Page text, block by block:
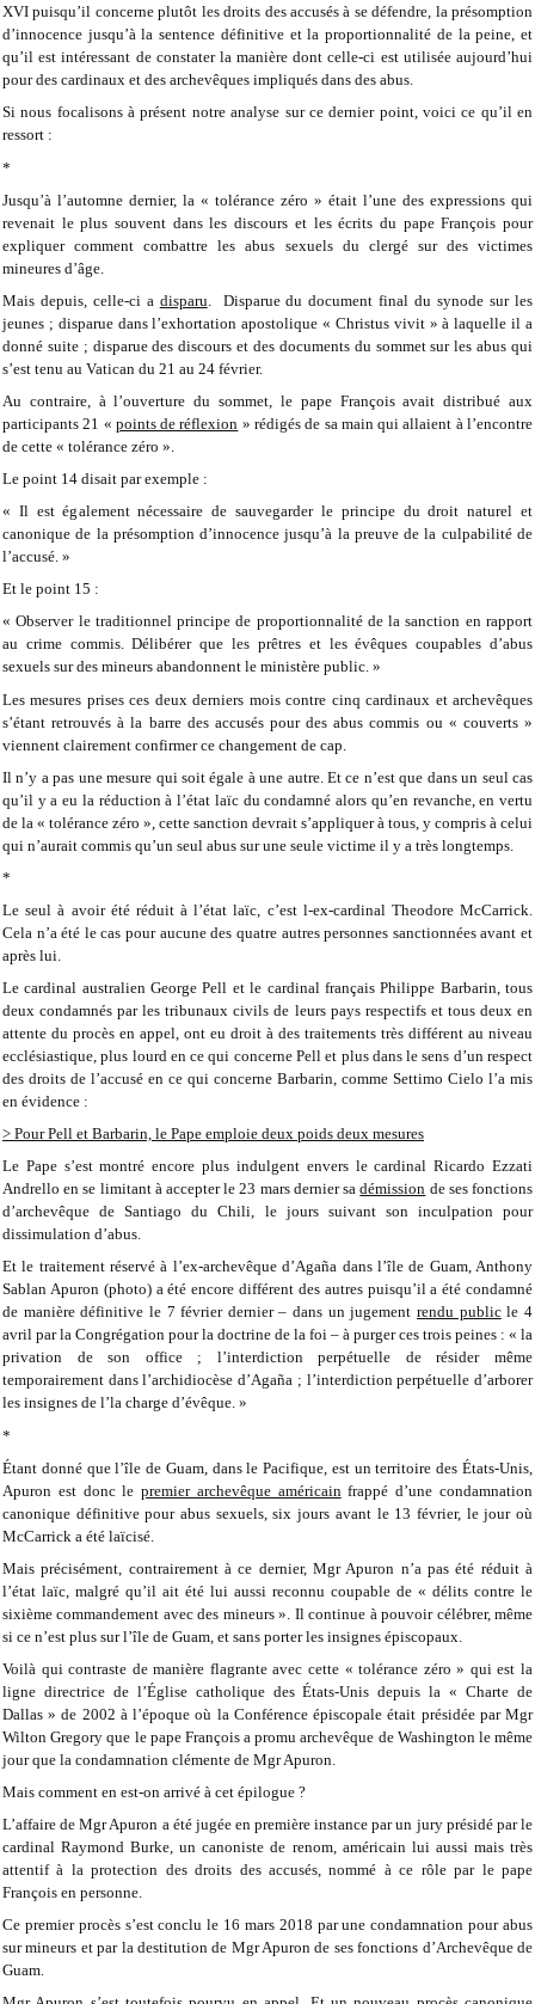
XVI puisqu’il concerne plutôt les droits des accusés à se défendre, la présomption
d’innocence jusqu’à la sentence définitive et la proportionnalité de la peine, et
qu’il est intéressant de constater la manière dont celle-ci est utilisée aujourd’hui
pour des cardinaux et des archevêques impliqués dans des abus.
Si nous focalisons à présent notre analyse sur ce dernier point, voici ce qu’il en
ressort :
*
Jusqu’à l’automne dernier, la « tolérance zéro » était l’une des expressions qui
revenait le plus souvent dans les discours et les écrits du pape François pour
expliquer comment combattre les abus sexuels du clergé sur des victimes
mineures d’âge.
Mais depuis, celle-ci a disparu . Disparue du document final du synode sur les
jeunes ; disparue dans l’exhortation apostolique « Christus vivit » à laquelle il a
donné suite ; disparue des discours et des documents du sommet sur les abus qui
s’est tenu au Vatican du 21 au 24 février.
Au contraire, à l’ouverture du sommet, le pape François avait distribué aux
participants 21 « points de réflexion » rédigés de sa main qui allaient à l’encontre
de cette « tolérance zéro ».
Le point 14 disait par exemple :
« Il est également nécessaire de sauvegarder le principe du droit naturel et
canonique de la présomption d’innocence jusqu’à la preuve de la culpabilité de
l’accusé. »
Et le point 15 :
« Observer le traditionnel principe de proportionnalité de la sanction en rapport
au crime commis. Délibérer que les prêtres et les évêques coupables d’abus
sexuels sur des mineurs abandonnent le ministère public. »
Les mesures prises ces deux derniers mois contre cinq cardinaux et archevêques
s’étant retrouvés à la barre des accusés pour des abus commis ou « couverts »
viennent clairement confirmer ce changement de cap.
Il n’y a pas une mesure qui soit égale à une autre. Et ce n’est que dans un seul cas
qu’il y a eu la réduction à l’état laïc du condamné alors qu’en revanche, en vertu
de la « tolérance zéro », cette sanction devrait s’appliquer à tous, y compris à celui
qui n’aurait commis qu’un seul abus sur une seule victime il y a très longtemps.
*
Le seul à avoir été réduit à l’état laïc, c’est l-ex-cardinal Theodore McCarrick.
Cela n’a été le cas pour aucune des quatre autres personnes sanctionnées avant et
après lui.
Le cardinal australien George Pell et le cardinal français Philippe Barbarin, tous
deux condamnés par les tribunaux civils de leurs pays respectifs et tous deux en
attente du procès en appel, ont eu droit à des traitements très différent au niveau
ecclésiastique, plus lourd en ce qui concerne Pell et plus dans le sens d’un respect
des droits de l’accusé en ce qui concerne Barbarin, comme Settimo Cielo l’a mis
en évidence :
> Pour Pell et Barbarin, le Pape emploie deux poids deux mesures
Le Pape s’est montré encore plus indulgent envers le cardinal Ricardo Ezzati
Andrello en se limitant à accepter le 23 mars dernier sadémission de ses fonctions
d’archevêque de Santiago du Chili, le jours suivant son inculpation pour
dissimulation d’abus.
Et le traitement réservé à l’ex-archevêque d’Agaña dans l’île de Guam, Anthony
Sablan Apuron (photo) a été encore différent des autres puisqu’il a été condamné
de manière définitive le 7 février dernier – dans un jugementrendu publicle 4
avril par la Congrégation pour la doctrine de la foi – à purger ces trois peines : « la
privation de son office ; l’interdiction perpétuelle de résider même
temporairement dans l’archidiocèse d’Agaña ; l’interdiction perpétuelle d’arborer
les insignes de l’la charge d’évêque. »
*
Étant donné que l’île de Guam, dans le Pacifique, est un territoire des États-Unis,
Apuron est donc lepremier archevêque américain frappé d’une condamnation
canonique définitive pour abus sexuels, six jours avant le 13 février, le jour où
McCarrick a été laïcisé.
Mais précisément, contrairement à ce dernier, Mgr Apuron n’a pas été réduit à
l’état laïc, malgré qu’il ait été lui aussi reconnu coupable de « délits contre le
sixième commandement avec des mineurs ». Il continue à pouvoir célébrer, même
si ce n’est plus sur l’île de Guam, et sans porter les insignes épiscopaux.
Voilà qui contraste de manière flagrante avec cette « tolérance zéro » qui est la
ligne directrice de l’Église catholique des États-Unis depuis la « Charte de
Dallas » de 2002 à l’époque où la Conférence épiscopale était présidée par Mgr
Wilton Gregory que le pape François a promu archevêque de Washington le même
jour que la condamnation clémente de Mgr Apuron.
Mais comment en est-on arrivé à cet épilogue ?
L’affaire de Mgr Apuron a été jugée en première instance par un jury présidé par le
cardinal Raymond Burke, un canoniste de renom, américain lui aussi mais très
attentif à la protection des droits des accusés, nommé à ce rôle par le pape
François en personne.
Ce premier procès s’est conclu le 16 mars 2018 par une condamnation pour abus
sur mineurs et par la destitution de Mgr Apuron de ses fonctions d’Archevêque de
Guam.